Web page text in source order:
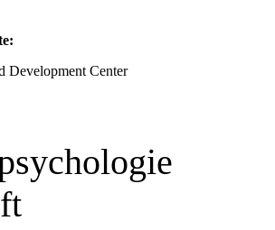
Development Center